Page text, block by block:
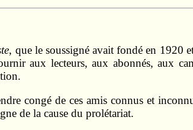
, que le soussigné avait fondé en 1920
aux lecteurs, aux abonnés, aux
congé de ces amis connus et
de la cause du prolétariat.